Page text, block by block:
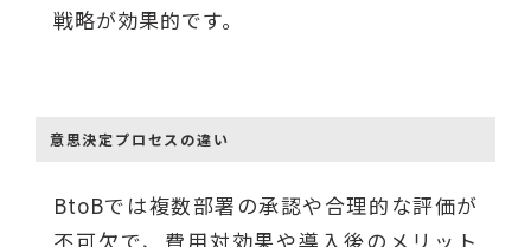
戦略が効果的です。
意思決定プロセスの違い
BtoBでは複数部署の承認や合理的な評価が
不可欠で、費用対効果や導入後のメリット